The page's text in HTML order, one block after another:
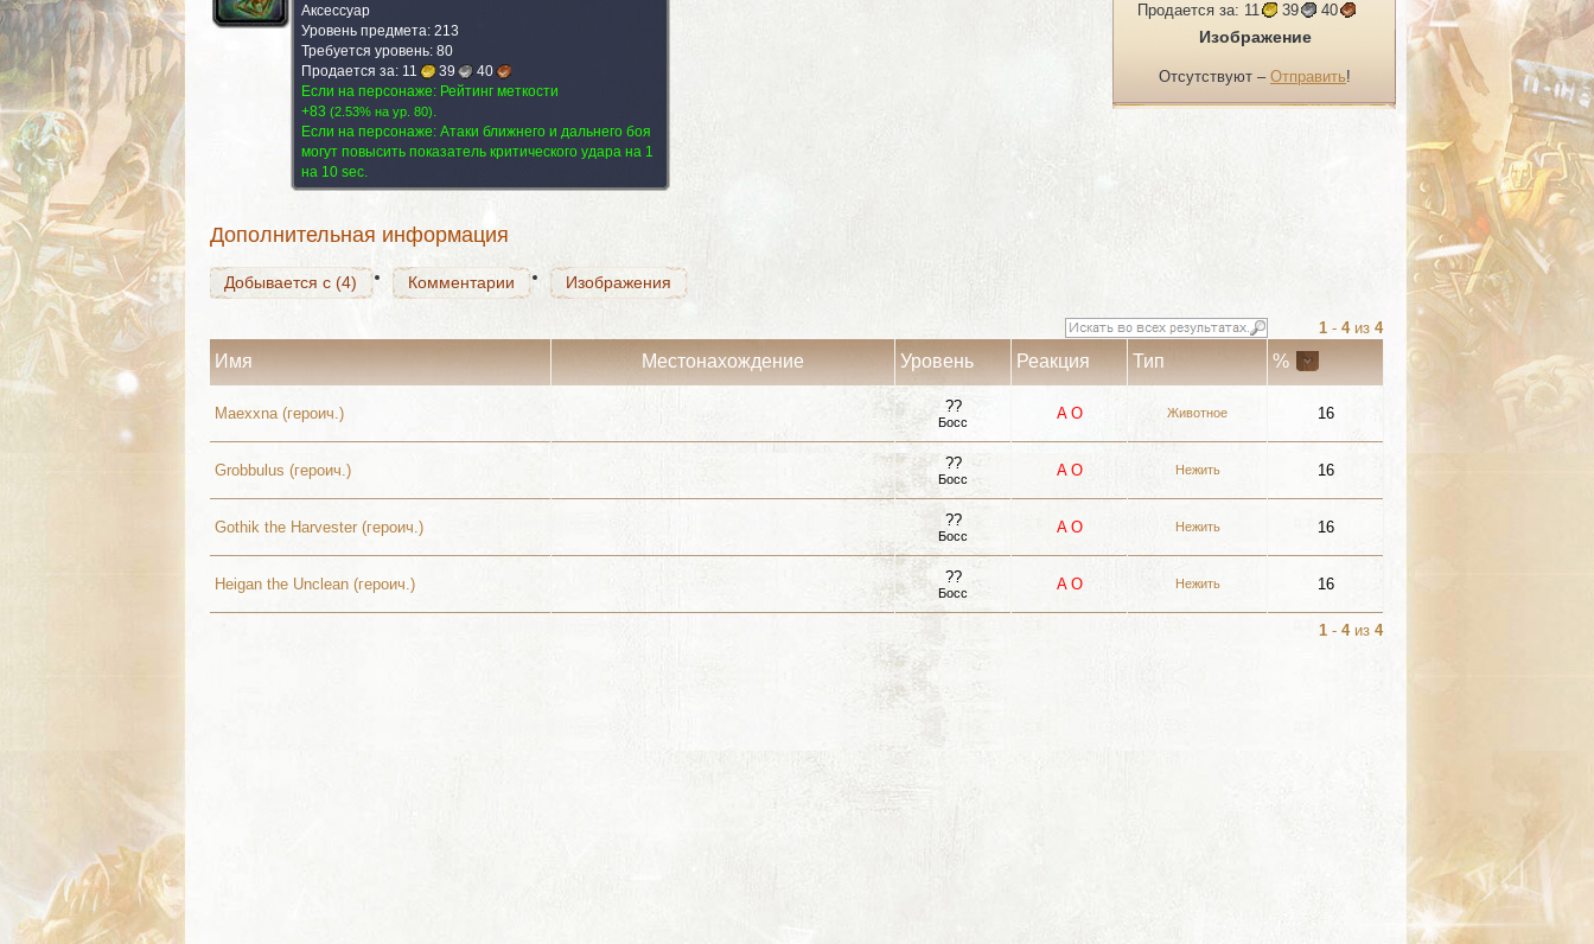
Продается за: 11 39 40
Изображение
Отсутствуют – Отправить!
Аксессуар
Уровень предмета: 213
Требуется уровень: 80
Продается за: 11 39
40
Если на персонаже: Рейтинг меткости
+83 (2.53% на yp. 80).
Если на персонаже: Атаки ближнего и дальнего боя
могут повысить показатель критического удара на 1
на 10 sec.
Дополнительная информация
Добывается с (4) Комментарии
Добывается с (4) Комментарии Изображения
Добывается с (4) Комментарии Изображения
1 - 4из 4
Имя Местонахождение Уровень Реакция Тип %
Maexxna (героич.) ??
Босс A О Животное 16
Grobbulus (героич.) ??
Босс A О Нежить 16
Gothik the Harvester (героич.) ??
Босс A О Нежить 16
Heigan the Unclean (героич.) ??
Босс A О Нежить 16
1 - 4из 4